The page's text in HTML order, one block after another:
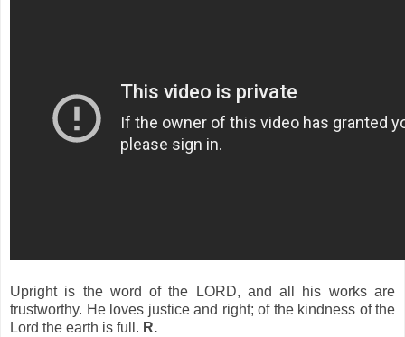
Upright is the word of the LORD, and all his works are
trustworthy. He loves justice and right; of the kindness of the
Lord the earth is full. R.